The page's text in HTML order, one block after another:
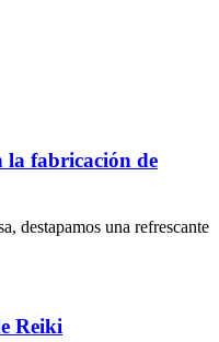
la fabricación de
destapamos una refrescante
Reiki